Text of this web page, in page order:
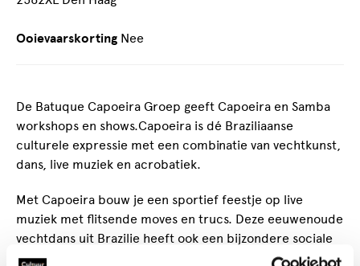
De Batuque Capoeira Groep geeft Capoeira en Samba
workshops en shows.Capoeira is dé Braziliaanse
culturele expressie met een combinatie van vechtkunst,
dans, live muziek en acrobatiek.
Met Capoeira bouw je een sportief feestje op live
muziek met flitsende moves en trucs. Deze eeuwenoude
vechtdans uit Brazilie heeft ook een bijzondere sociale
filosofie en geeft ruimte voor iedereen om te
Ooievaarskorting Nee